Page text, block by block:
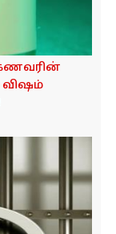
கணவரின்
விஷம்